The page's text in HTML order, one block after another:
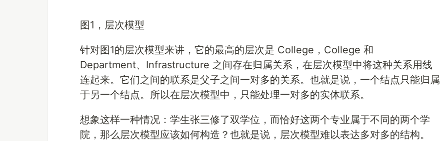
图1，层次模型
针对图1的层次模型来讲，它的最高的层次是 College，College 和
Department、Infrastructure 之间存在归属关系，在层次模型中将这种关系用线
连起来。它们之间的联系是父子之间一对多的关系。也就是说，一个结点只能归属
于另一个结点。所以在层次模型中，只能处理一对多的实体联系。
想象这样一种情况：学生张三修了双学位，而恰好这两个专业属于不同的两个学
院，那么层次模型应该如何构造？也就是说，层次模型难以表达多对多的结构。